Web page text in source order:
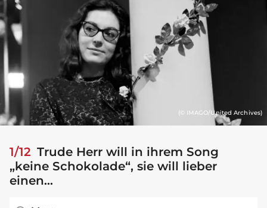
(© IMAGO/United Archives)
1/12 Trude Herr will in ihrem Song
„keine Schokolade“, sie will lieber
einen...